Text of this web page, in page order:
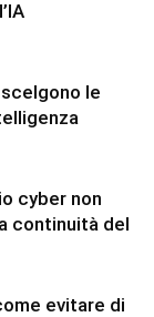
le
cyber non
continuità del
evitare di